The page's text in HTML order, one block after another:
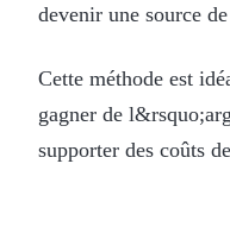
devenir une source
Cette méthode est
gagner de
supporter des coûts